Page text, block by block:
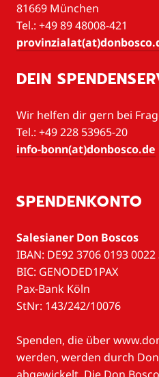
81669 München
Tel.: +49 89 48008-421
DEIN
Wir helfen dir gern bei
Tel.: +49 228 53965-20
info-bonn(at)donbosco.de
SPENDENKONTO
Salesianer Don Boscos
IBAN: DE92 3706 0193
BIC: GENODED1PAX
Pax-Bank Köln
StNr: 143/242/10076
Spenden, die über
werden, werden durch